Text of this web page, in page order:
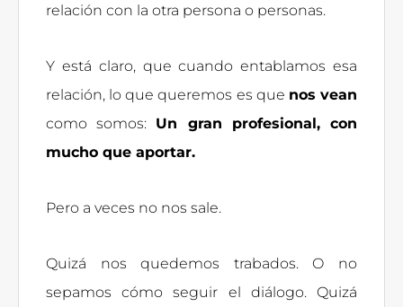
relación con la otra persona o personas.
Y está claro, que cuando entablamos esa
relación, lo que queremos es que nos vean
como somos: Un gran profesional, con
mucho que aportar.
Pero a veces no nos sale.
Quizá nos quedemos trabados. O no
sepamos cómo seguir el diálogo. Quizá